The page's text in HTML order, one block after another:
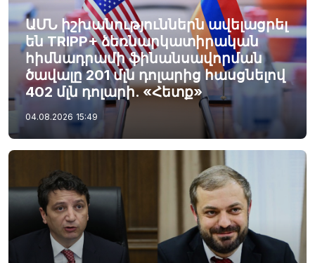
ԱՄՆ իշխանություններն ավելացրել
են TRIPP+ ձեռնարկատիրական
հիմնադրամի ֆինանսավորման
ծավալը 201 մլն դոլարից հասցնելով
402 մլն դոլարի. «Հետք»
04.08.2026 15:49